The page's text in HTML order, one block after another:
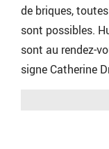
de briques,
sont possibles.
sont au rendez-
signe Catherine